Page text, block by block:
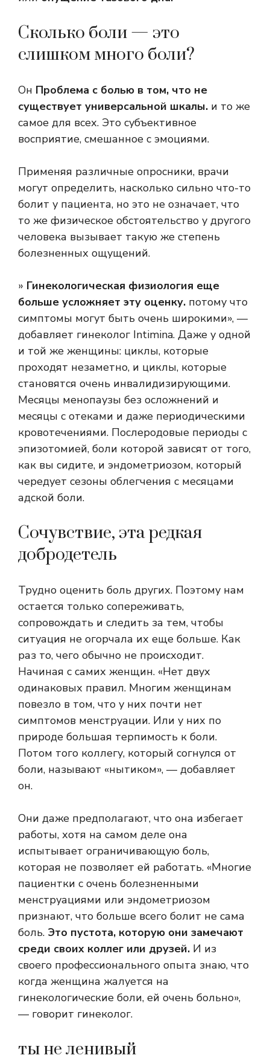
Сколько боли — это
слишком много боли?
Он Проблема с болью в том, что не
существует универсальной шкалы. и то же
самое для всех. Это субъективное
восприятие, смешанное с эмоциями.
Применяя различные опросники, врачи
могут определить, насколько сильно что-то
болит у пациента, но это не означает, что
то же физическое обстоятельство у другого
человека вызывает такую ​​же степень
болезненных ощущений.
» Гинекологическая физиология еще
больше усложняет эту оценку. потому что
симптомы могут быть очень широкими», —
добавляет гинеколог Intimina. Даже у одной
и той же женщины: циклы, которые
проходят незаметно, и циклы, которые
становятся очень инвалидизирующими.
Месяцы менопаузы без осложнений и
месяцы с отеками и даже периодическими
кровотечениями. Послеродовые периоды с
эпизотомией, боли которой зависят от того,
как вы сидите, и эндометриозом, который
чередует сезоны облегчения с месяцами
адской боли.
Сочувствие, эта редкая
добродетель
Трудно оценить боль других. Поэтому нам
остается только сопереживать,
сопровождать и следить за тем, чтобы
ситуация не огорчала их еще больше. Как
раз то, чего обычно не происходит.
Начиная с самих женщин. «Нет двух
одинаковых правил. Многим женщинам
повезло в том, что у них почти нет
симптомов менструации. Или у них по
природе большая терпимость к боли.
Потом того коллегу, который согнулся от
боли, называют «нытиком», — добавляет
он.
Они даже предполагают, что она избегает
работы, хотя на самом деле она
испытывает ограничивающую боль,
которая не позволяет ей работать. «Многие
пациентки с очень болезненными
менструациями или эндометриозом
признают, что больше всего болит не сама
боль. Это пустота, которую они замечают
среди своих коллег или друзей. И из
своего профессионального опыта знаю, что
когда женщина жалуется на
гинекологические боли, ей очень больно»,
— говорит гинеколог.
ты не ленивый